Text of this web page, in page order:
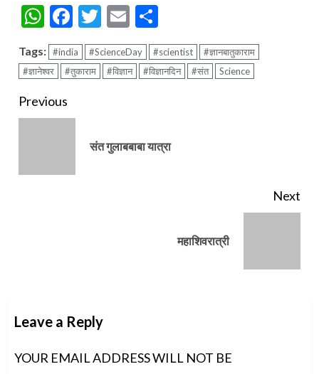
WhatsApp
Facebook
Twitter
Email
Tags: #india #ScienceDay #scientist
#ज्ञानबातुकाराम
#ज्ञानेश्वर
#तुकाराम #विज्ञान #विज्ञानदिन #संत Science
Continue
Previous
संत गुलाबबाबा यात्रा
Next
महाशिवरात्री
Leave a Reply
YOUR EMAIL ADDRESS WILL NOT BE